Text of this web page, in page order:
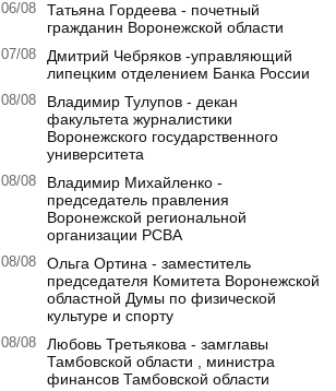
06/08
Татьяна Гордеева - почетный
гражданин Воронежской области
07/08
Дмитрий Чебряков -управляющий
липецким отделением Банка России
08/08
Владимир Тулупов - декан
факультета журналистики
Воронежского государственного
университета
08/08
Владимир Михайленко -
председатель правления
Воронежской региональной
организации РСВА
08/08
Ольга Ортина - заместитель
председателя Комитета Воронежской
областной Думы по физической
культуре и спорту
08/08
Любовь Третьякова - замглавы
Тамбовской области , министра
финансов Тамбовской области